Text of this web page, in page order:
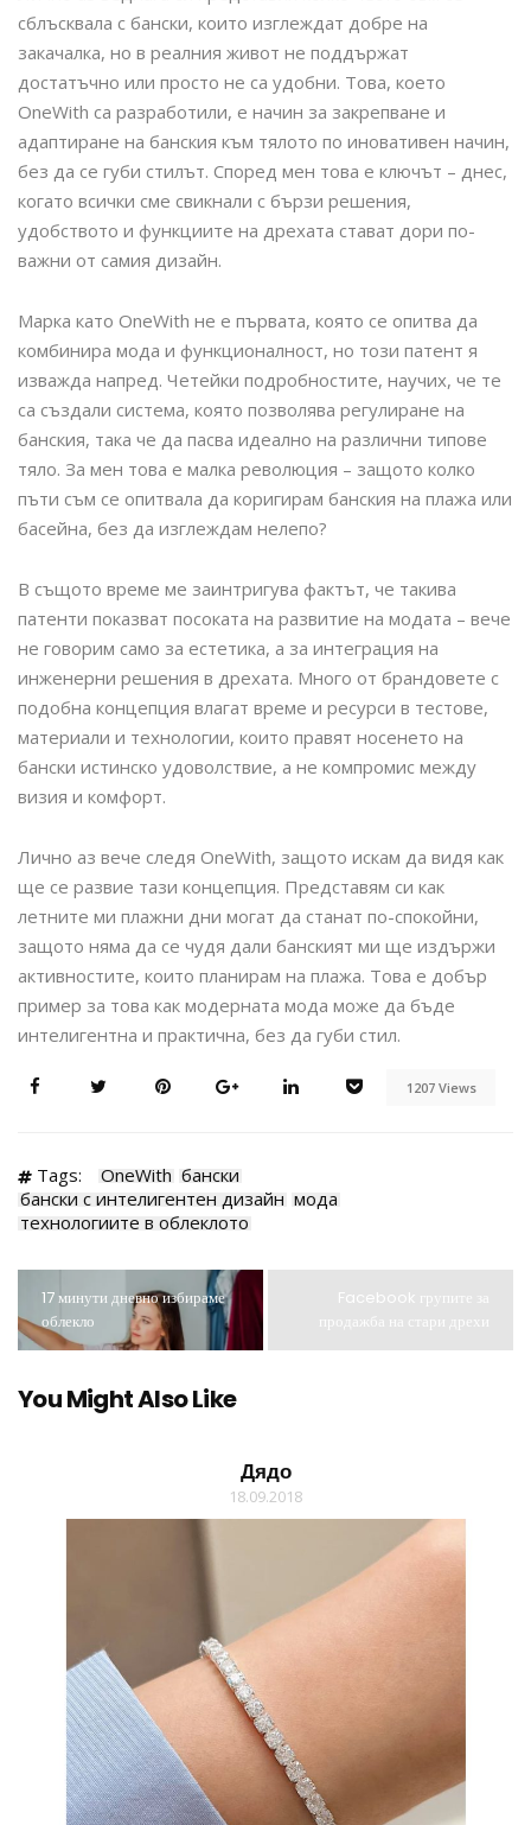
сблъсквала с бански, които изглеждат добре на
закачалка, но в реалния живот не поддържат
достатъчно или просто не са удобни. Това, което
OneWith са разработили, е начин за закрепване и
адаптиране на банския към тялото по иновативен начин,
без да се губи стилът. Според мен това е ключът – днес,
когато всички сме свикнали с бързи решения,
удобството и функциите на дрехата стават дори по-
важни от самия дизайн.
Марка като OneWith не е първата, която се опитва да
комбинира мода и функционалност, но този патент я
изважда напред. Четейки подробностите, научих, че те
са създали система, която позволява регулиране на
банския, така че да пасва идеално на различни типове
тяло. За мен това е малка революция – защото колко
пъти съм се опитвала да коригирам банския на плажа или
басейна, без да изглеждам нелепо?
В същото време ме заинтригува фактът, че такива
патенти показват посоката на развитие на модата – вече
не говорим само за естетика, а за интеграция на
инженерни решения в дрехата. Много от брандовете с
подобна концепция влагат време и ресурси в тестове,
материали и технологии, които правят носенето на
бански истинско удоволствие, а не компромис между
визия и комфорт.
Лично аз вече следя OneWith, защото искам да видя как
ще се развие тази концепция. Представям си как
летните ми плажни дни могат да станат по-спокойни,
защото няма да се чудя дали банският ми ще издържи
активностите, които планирам на плажа. Това е добър
пример за това как модерната мода може да бъде
интелигентна и практична, без да губи стил.
1207 Views
Tags: OneWith бански
бански с интелигентен дизайн мода
технологиите в облеклото
17 минути дневно избираме
облекло
Facebook групите за
продажба на стари дрехи
You Might Also Like
Дядо
18.09.2018